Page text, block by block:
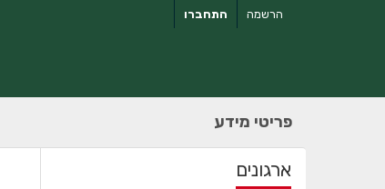
התחברו הרשמה
פריטי מידע
ארגונים